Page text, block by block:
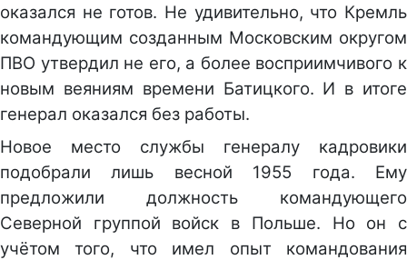
оказался не готов. Не удивительно, что Кремль
командующим созданным Московским округом
ПВО утвердил не его, а более восприимчивого к
новым веяниям времени Батицкого. И в итоге
генерал оказался без работы.
Новое место службы генералу кадровики
подобрали лишь весной 1955 года. Ему
предложили должность командующего
Северной группой войск в Польше. Но он с
учётом того, что имел опыт командования